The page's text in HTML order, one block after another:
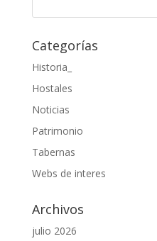
Categorías
Historia_
Hostales
Noticias
Patrimonio
Tabernas
Webs de interes
Archivos
julio 2026